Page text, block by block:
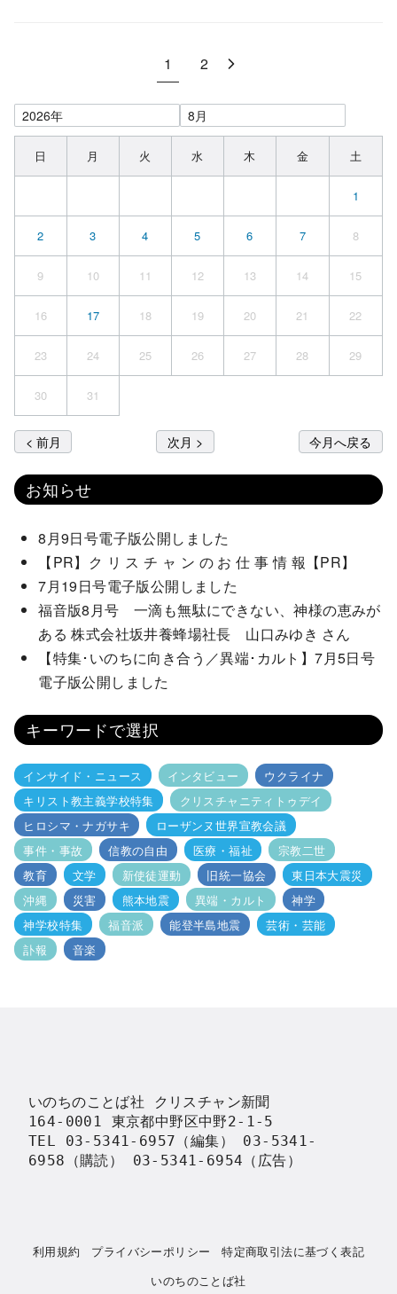
1 2
日 月 火 水 木 金 土
1
2 3 4 5 6 7 8
9 10 11 12 13 14 15
16 17 18 19 20 21 22
23 24 25 26 27 28 29
30 31
< 前月 次月 > 今月へ戻る
お知らせ
8月9日号電子版公開しました
【PR】ク リ ス チ ャ ン の お 仕 事 情 報【PR】
7月19日号電子版公開しました
福音版8月号 一滴も無駄にできない、神様の恵みが
ある 株式会社坂井養蜂場社長 山口みゆき さん
【特集･いのちに向き合う／異端･カルト】7月5日号
電子版公開しました
キーワードで選択
インサイド・ニュース インタビュー
ウクライナ
キリスト教主義学校特集
クリスチャニティトゥデイ
ヒロシマ・ナガサキ
ローザンヌ世界宣教会議
事件・事故
信教の自由 医療・福祉
宗教二世
教育
文学 新使徒運動 旧統一協会
東日本大震災
沖縄
災害 熊本地震 異端・カルト
神学
神学校特集
福音派 能登半島地震
芸術・芸能
訃報
音楽
いのちのことば社 クリスチャン新聞
164-0001 東京都中野区中野2-1-5
TEL 03-5341-6957（編集） 03-5341-
6958（購読） 03-5341-6954（広告）
利用規約 プライバシーポリシー
特定商取引法に基づく表記
いのちのことば社